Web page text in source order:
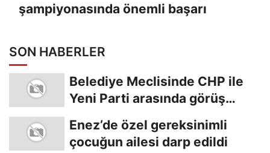
şampiyonasında önemli başarı
SON HABERLER
Belediye Meclisinde CHP ile
Yeni Parti arasında görüş
Enez’de özel gereksinimli
çocuğun ailesi darp edildi